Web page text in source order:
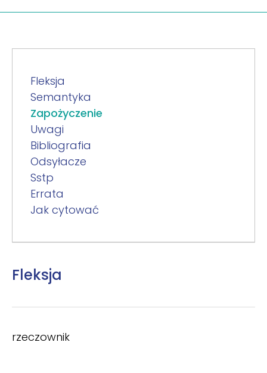
Fleksja
Semantyka
Zapożyczenie
Uwagi
Bibliografia
Odsyłacze
Sstp
Errata
Jak cytować
Fleksja
rzeczownik